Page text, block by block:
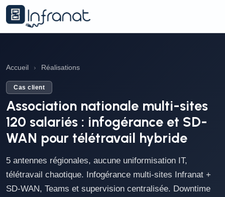
Accueil › Réalisations
Cas client
Association nationale multi-sites
120 salariés : infogérance et SD-
WAN pour télétravail hybride
5 antennes régionales, aucune uniformisation IT,
télétravail chaotique. Infogérance multi-sites Infranat +
SD-WAN, Teams et supervision centralisée. Downtime